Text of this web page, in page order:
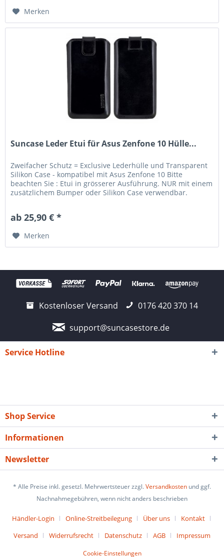
Merken
Suncase Leder Etui für Asus Zenfone 10 Hülle...
Zweifacher Schutz = Exclusive Lederhülle und Transparent
Silikon Case - kompatibel mit Asus Zenfone 10 Bitte
beachten Sie : Etui in grösserer Ausführung. NUR mit einem
zusätzlichem Bumper oder Silikon Case verwendbar.
ab 25,90 € *
Merken
Kostenloser Versand
0176 420 370 14
support@suncasestore.de
Service Hotline
Shop Service
Informationen
Newsletter
* Alle Preise inkl. gesetzl. Mehrwertsteuer zzgl.Versandkosten und ggf.
Nachnahmegebühren, wenn nicht anders beschrieben
Händler-Login Online-Streitbeilegung Über uns
Kontakt
Versand
Widerrufsrecht Datenschutz AGB Impressum
Cookie-Einstellungen